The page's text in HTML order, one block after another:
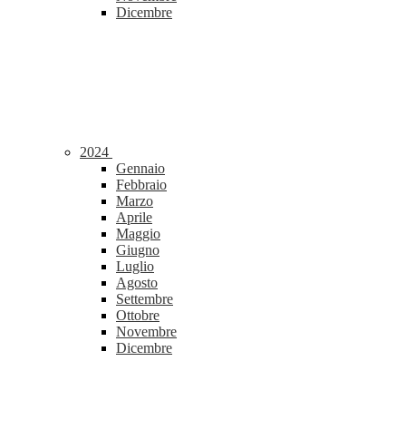
Dicembre
2024
Gennaio
Febbraio
Marzo
Aprile
Maggio
Giugno
Luglio
Agosto
Settembre
Ottobre
Novembre
Dicembre